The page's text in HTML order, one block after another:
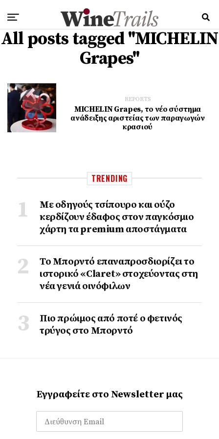
All posts tagged "MICHELIN
Grapes"
REPORTS
MICHELIN Grapes, το νέο σύστημα
ανάδειξης αριστείας των παραγωγών
κρασιού
TRENDING
Με οδηγούς τσίπουρο και ούζο
κερδίζουν έδαφος στoν παγκόσμιο
χάρτη τα premium αποστάγματα
Το Μπορντό επαναπροσδιορίζει το
ιστορικό «Claret» στοχεύοντας στη
νέα γενιά οινόφιλων
Πιο πρώιμος από ποτέ ο φετινός
τρύγος στο Μπορντό
Εγγραφείτε στο Newsletter μας